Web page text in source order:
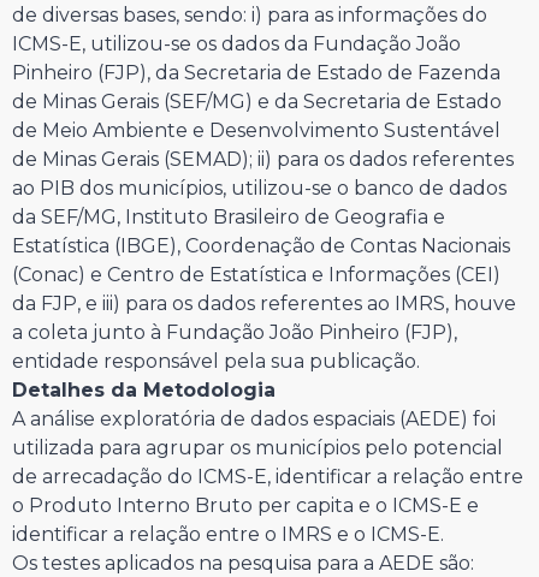
de diversas bases, sendo: i) para as informações do
ICMS-E, utilizou-se os dados da Fundação João
Pinheiro (FJP), da Secretaria de Estado de Fazenda
de Minas Gerais (SEF/MG) e da Secretaria de Estado
de Meio Ambiente e Desenvolvimento Sustentável
de Minas Gerais (SEMAD); ii) para os dados referentes
ao PIB dos municípios, utilizou-se o banco de dados
da SEF/MG, Instituto Brasileiro de Geografia e
Estatística (IBGE), Coordenação de Contas Nacionais
(Conac) e Centro de Estatística e Informações (CEI)
da FJP, e iii) para os dados referentes ao IMRS, houve
a coleta junto à Fundação João Pinheiro (FJP),
entidade responsável pela sua publicação.
Detalhes da Metodologia
A análise exploratória de dados espaciais (AEDE) foi
utilizada para agrupar os municípios pelo potencial
de arrecadação do ICMS-E, identificar a relação entre
o Produto Interno Bruto per capita e o ICMS-E e
identificar a relação entre o IMRS e o ICMS-E.
Os testes aplicados na pesquisa para a AEDE são: